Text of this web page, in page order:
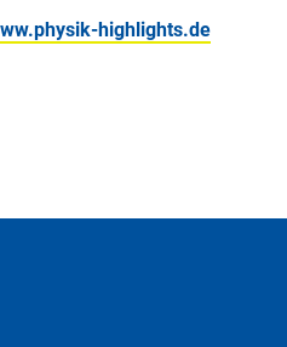
highlights.de